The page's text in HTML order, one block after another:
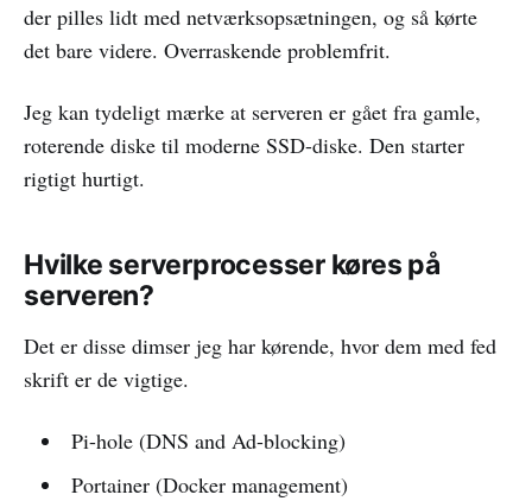
der pilles lidt med netværksopsætningen, og så kørte
det bare videre. Overraskende problemfrit.
Jeg kan tydeligt mærke at serveren er gået fra gamle,
roterende diske til moderne SSD-diske. Den starter
rigtigt hurtigt.
Hvilke serverprocesser køres på
serveren?
Det er disse dimser jeg har kørende, hvor dem med fed
skrift er de vigtige.
Pi-hole (DNS and Ad-blocking)
Portainer (Docker management)